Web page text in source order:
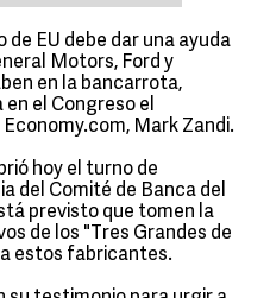
de EU debe dar una ayuda
Motors, Ford y
en la bancarrota,
el Congreso el
Mark Zandi.
hoy el turno de
del Comité de Banca del
previsto que tomen la
de los "Tres Grandes de
estos fabricantes.